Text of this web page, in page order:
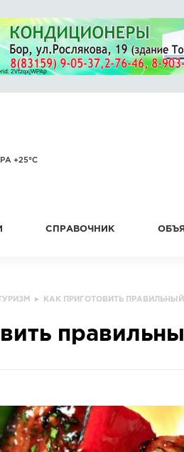
+25°C
СПРАВОЧНИК
▸ КАК ПРИГОТОВИТЬ